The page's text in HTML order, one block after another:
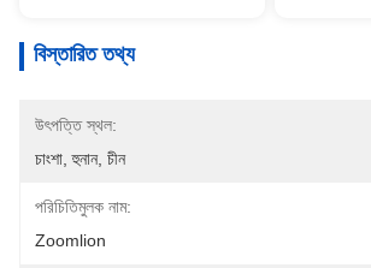
বিস্তারিত তথ্য
উৎপত্তি স্থল:
চাংশা, হুনান, চীন
পরিচিতিমুলক নাম:
Zoomlion